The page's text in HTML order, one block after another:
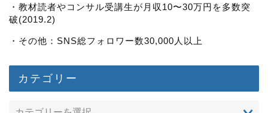
・教材読者やコンサル受講生が月収10〜30万円を多数突
破(2019.2)
・その他：SNS総フォロワー数30,000人以上
カテゴリー